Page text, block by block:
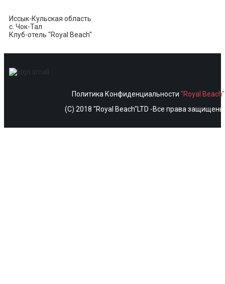
Иссык-Кульская область
с. Чок-Тал
Клуб-отель "Royal Beach"
Политика Конфиденциальности "Royal
(C) 2018 "Royal Beach"LTD -Все права